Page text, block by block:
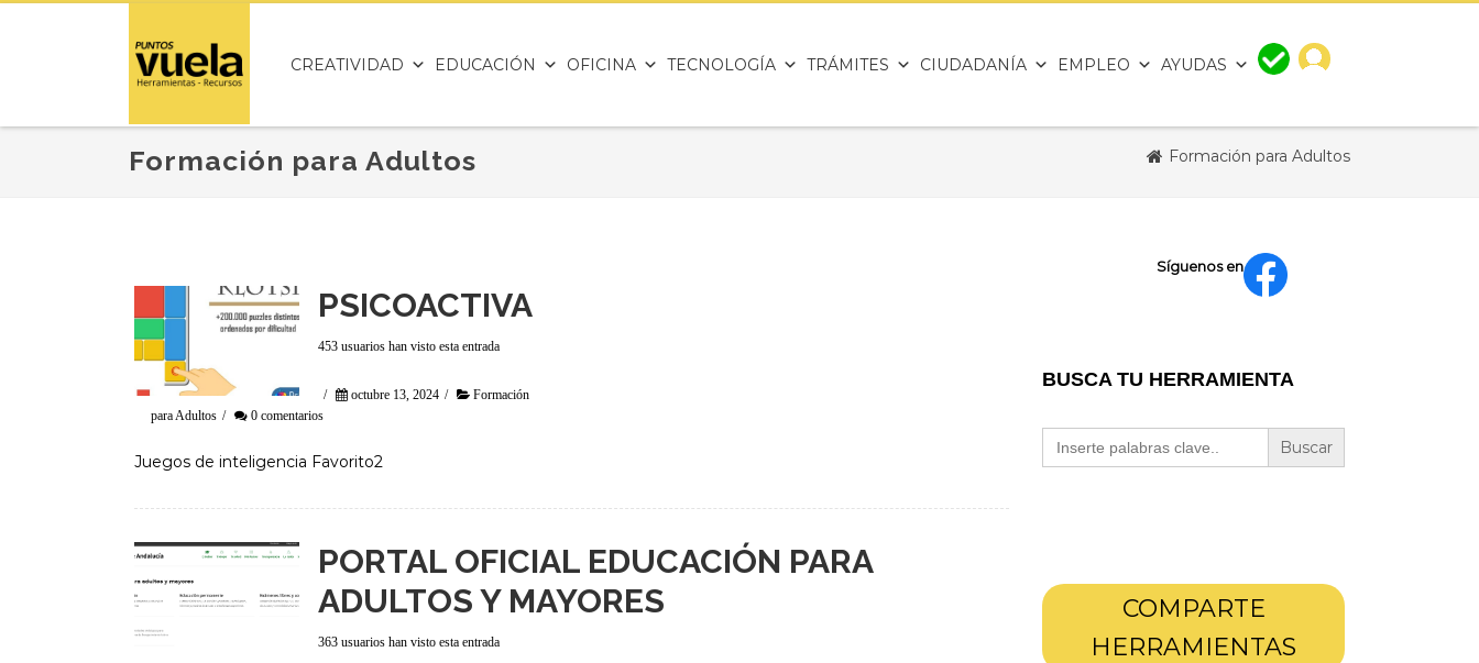
CREATIVIDAD EDUCACIÓN OFICINA TECNOLOGÍA TRÁMITES CIUDADANÍA EMPLEO AYUDAS
Formación para Adultos Formación para Adultos
PSICOACTIVA
453 usuarios han visto esta entrada
/ octubre 13, 2024 /
Formación
para Adultos / 0 comentarios
Juegos de inteligencia Favorito2
PORTAL OFICIAL EDUCACIÓN PARA
ADULTOS Y MAYORES
363 usuarios han visto esta entrada
Síguenos en
BUSCA TU HERRAMIENTA
Buscar:
COMPARTE
HERRAMIENTAS